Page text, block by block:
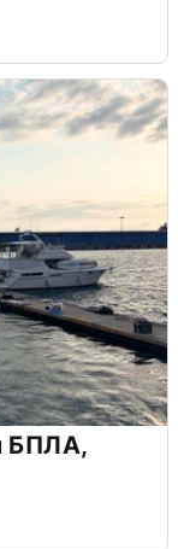
БПЛА,